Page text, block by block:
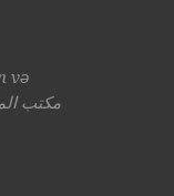
və